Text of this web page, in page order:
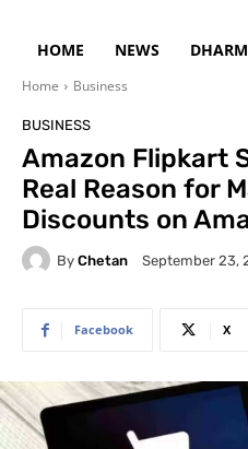
HOME NEWS DHARM
Home Business
BUSINESS
Amazon Flipkart
Real Reason for
Discounts on
By Chetan September 23,
Facebook X